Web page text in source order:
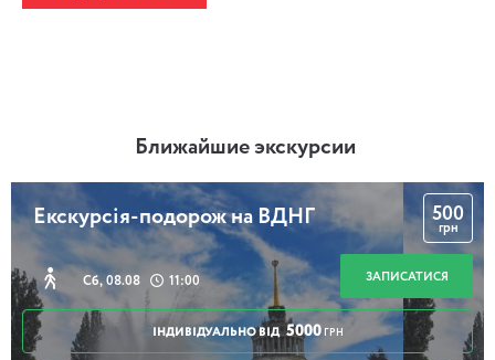
Ближайшие экскурсии
Екскурсія-подорож на ВДНГ
Сб, 08.08 11:00
500
грн
ЗАПИСАТИСЯ
ІНДИВІДУАЛЬНО ВІД 5000 ГРН